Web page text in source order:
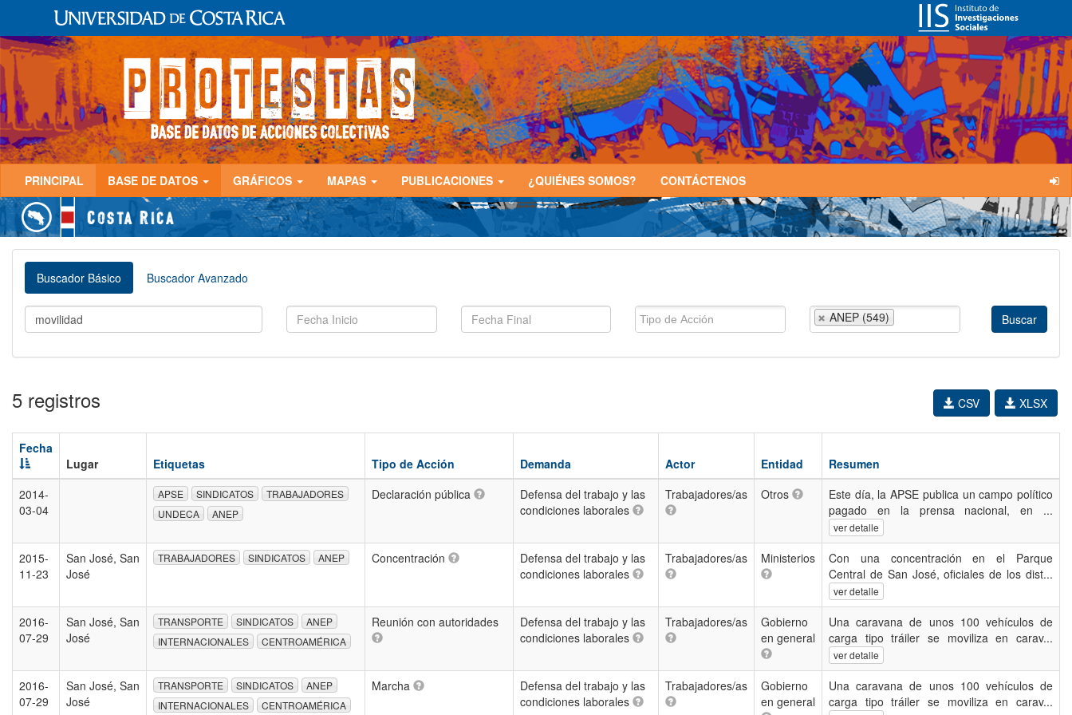
PRINCIPAL BASE DE DATOS GRÁFICOS MAPAS PUBLICACIONES ¿QUIÉNES SOMOS? CONTÁCTENOS
Buscador Básico Buscador Avanzado
ANEP (549)
5 registros XLSX
CSV
Fecha
Lugar
Etiquetas Tipo de Acción Demanda Actor Entidad
Resumen
2014-
03-04
APSE SINDICATOS
TRABAJADORES
UNDECA
ANEP
Declaración pública
Defensa del trabajo y las
condiciones laborales
Trabajadores/as Otros
Este día, la APSE publica un campo político
pagado en la prensa nacional, en ...
ver detalle
2015-
11-23
San José, San
José
TRABAJADORES SINDICATOS ANEP Concentración
Defensa del trabajo y las
condiciones laborales
Trabajadores/as Ministerios
Con una concentración en el Parque
Central de San José, oficiales de los dist...
ver detalle
2016-
07-29
San José, San
José
TRANSPORTE SINDICATOS
ANEP
INTERNACIONALES
CENTROAMÉRICA
Reunión con autoridades
Defensa del trabajo y las
condiciones laborales
Trabajadores/as
Gobierno
en general
Una caravana de unos 100 vehículos de
carga tipo tráiler se moviliza en carav...
ver detalle
2016-
07-29
San José, San
José
TRANSPORTE SINDICATOS
ANEP
INTERNACIONALES
CENTROAMÉRICA
Marcha
Defensa del trabajo y las
condiciones laborales
Trabajadores/as
Gobierno
en general
Una caravana de unos 100 vehículos de
carga tipo tráiler se moviliza en carav...